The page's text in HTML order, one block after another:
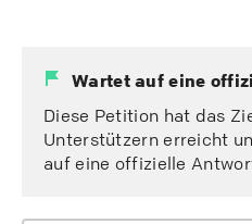
Wartet auf eine
Diese Petition hat das
Unterstützern erreicht
auf eine offizielle